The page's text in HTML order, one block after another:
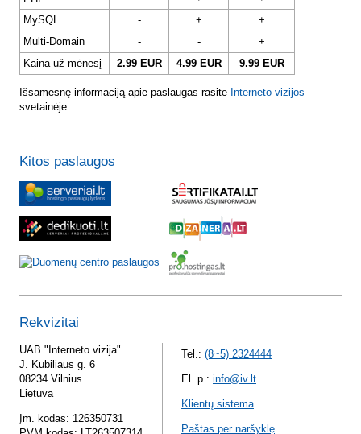
MySQL
- +
+
Multi-Domain
- -
+
Kaina už mėnesį
2.99 EUR 4.99 EUR 9.99 EUR
Išsamesnę informaciją apie paslaugas rasite Interneto vizijos
svetainėje.
Kitos paslaugos
Rekvizitai
UAB "Interneto vizija"
J. Kubiliaus g. 6
08234 Vilnius
Lietuva
Įm. kodas: 126350731
Tel.: (8~5) 2324444
El. p.: info@iv.lt
Klientų sistema
Paštas per naršyklę